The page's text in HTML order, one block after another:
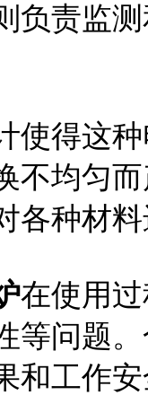
负责监
得这种
不均匀
各种材
在使用
等问题
和工作